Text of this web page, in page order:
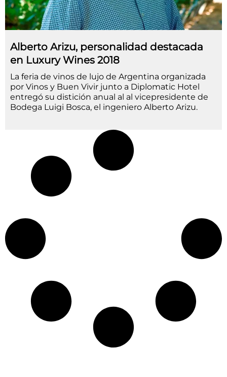
Alberto Arizu, personalidad destacada
en Luxury Wines 2018
La feria de vinos de lujo de Argentina organizada
por Vinos y Buen Vivir junto a Diplomatic Hotel
entregó su distición anual al al vicepresidente de
Bodega Luigi Bosca, el ingeniero Alberto Arizu.